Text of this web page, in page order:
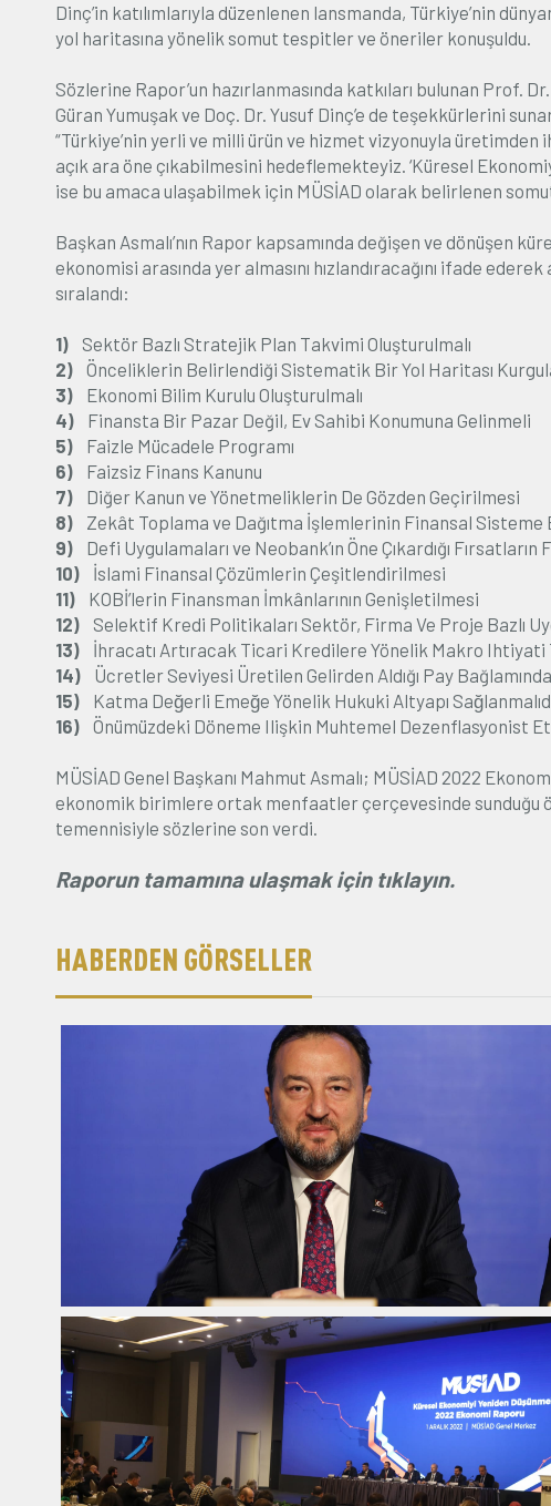
Dinç’in katılımlarıyla düzenlenen lansmanda, Türkiye’nin
yol haritasına yönelik somut tespitler ve öneriler konuşuldu.
Sözlerine Rapor’un hazırlanmasında katkıları bulunan Prof.
Güran Yumuşak ve Doç. Dr. Yusuf Dinç’e de teşekkürlerini
“Türkiye’nin yerli ve milli ürün ve hizmet vizyonuyla
açık ara öne çıkabilmesini hedeflemekteyiz. ‘Küresel
ise bu amaca ulaşabilmek için MÜSİAD olarak belirlenen
Başkan Asmalı’nın Rapor kapsamında değişen ve dönüşen
ekonomisi arasında yer almasını hızlandıracağını ifade
sıralandı:
1) Sektör Bazlı Stratejik Plan Takvimi Oluşturulmalı
2) Önceliklerin Belirlendiği Sistematik Bir Yol Haritası
3)
Ekonomi Bilim Kurulu Oluşturulmalı
4)
Finansta Bir Pazar Değil, Ev Sahibi Konumuna Gelinmeli
5)
Faizle Mücadele Programı
6)
Faizsiz Finans Kanunu
7) Diğer Kanun ve Yönetmeliklerin De Gözden Geçirilmesi
8)
Zekât Toplama ve Dağıtma İşlemlerinin Finansal Sisteme
9)
Defi Uygulamaları ve Neobank’ın Öne Çıkardığı
10)
İslami Finansal Çözümlerin Çeşitlendirilmesi
11)
KOBİ’lerin Finansman İmkânlarının Genişletilmesi
12) Selektif Kredi Politikaları Sektör, Firma Ve Proje Bazlı
13) İhracatı Artıracak Ticari Kredilere Yönelik Makro Ihtiyati
14) Ücretler Seviyesi Üretilen Gelirden Aldığı Pay Bağlamında
15) Katma Değerli Emeğe Yönelik Hukuki Altyapı
16) Önümüzdeki Döneme Ilişkin Muhtemel Dezenflasyonist
MÜSİAD Genel Başkanı Mahmut Asmalı; MÜSİAD 2022
ekonomik birimlere ortak menfaatler çerçevesinde sunduğu
temennisiyle sözlerine son verdi.
Raporun tamamına ulaşmak için tıklayın.
HABERDEN GÖRSELLER